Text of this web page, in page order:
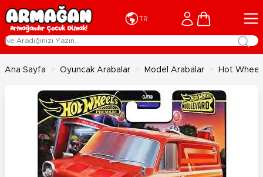
İçeriğe geç
TR Cart
Ana Sayfa > Oyuncak Arabalar > Model Arabalar > Hot